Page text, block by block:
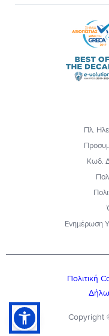
Πλ.
Κωδ.
Ενημέρωση
Πολιτική
Copyright